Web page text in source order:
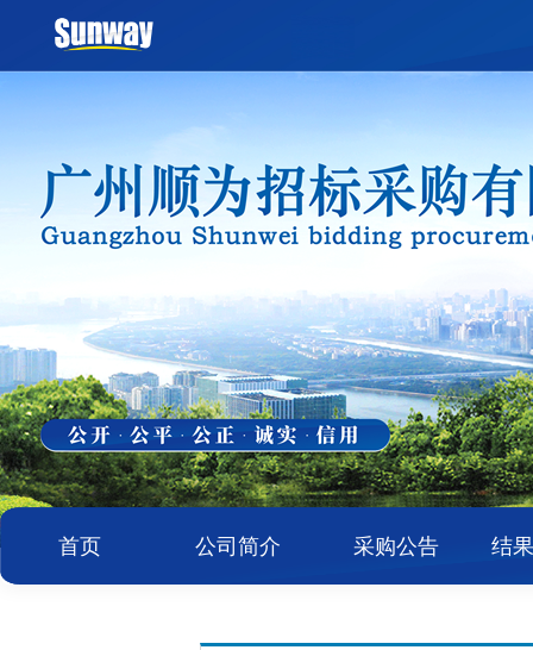
首页 公司简介 采购公告 结